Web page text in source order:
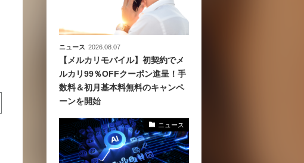
ニュース 2026.08.07
【メルカリモバイル】初契約でメ
ルカリ99％OFFクーポン進呈！手
数料＆初月基本料無料のキャンペ
ーンを開始
ニュース